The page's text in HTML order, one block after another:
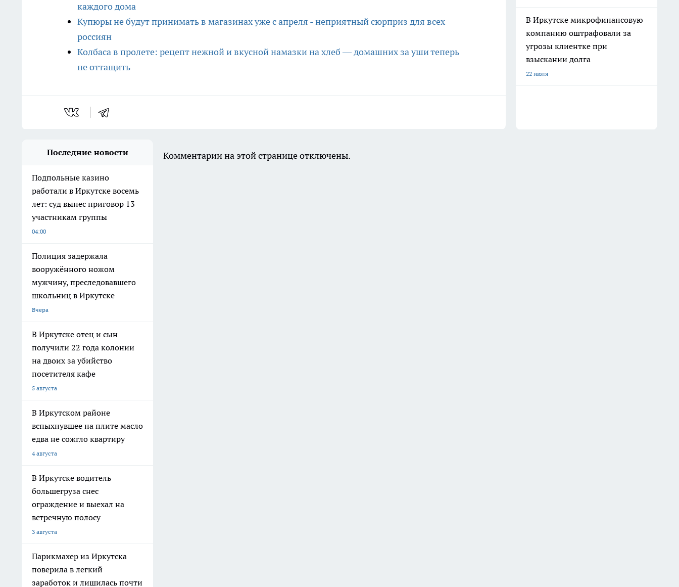
каждого дома
Купюры не будут принимать в магазинах уже с апреля - неприятный сюрприз для всех
россиян
Колбаса в пролете: рецепт нежной и вкусной намазки на хлеб — домашних за уши теперь
не оттащить
В Иркутске микрофинансовую
компанию оштрафовали за
угрозы клиентке при
взыскании долга
22 июля
Последние новости
Подпольные казино
работали в Иркутске восемь
лет: суд вынес приговор 13
участникам группы
04:00
Полиция задержала
вооружённого ножом
мужчину, преследовавшего
школьниц в Иркутске
Вчера
В Иркутске отец и сын
получили 22 года колонии
на двоих за убийство
посетителя кафе
5 августа
В Иркутском районе
вспыхнувшее на плите масло
едва не сожгло квартиру
4 августа
В Иркутске водитель
большегруза снес
ограждение и выехал на
встречную полосу
3 августа
Парикмахер из Иркутска
поверила в легкий
заработок и лишилась почти
Комментарии на этой странице отключены.